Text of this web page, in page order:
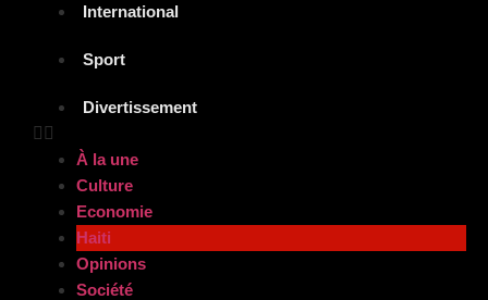
International
Sport
Divertissement
À la une
Culture
Economie
Haiti
Opinions
Société